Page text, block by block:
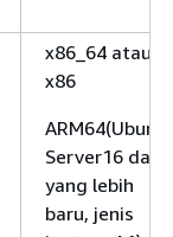
x86_64 atau
x86
Server16 dan
yang lebih
baru, jenis